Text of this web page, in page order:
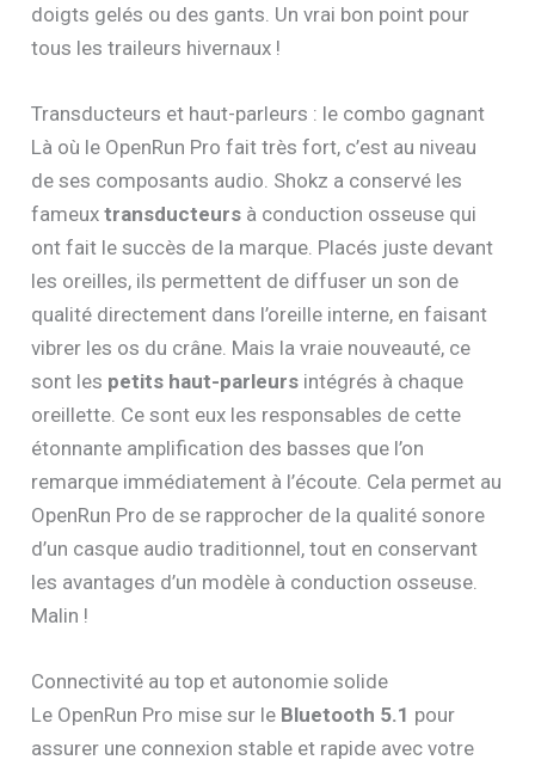
doigts gelés ou des gants. Un vrai bon point pour
tous les traileurs hivernaux !
Transducteurs et haut-parleurs : le combo gagnant
Là où le OpenRun Pro fait très fort, c’est au niveau
de ses composants audio. Shokz a conservé les
fameuxtransducteurs à conduction osseuse qui
ont fait le succès de la marque. Placés juste devant
les oreilles, ils permettent de diffuser un son de
qualité directement dans l’oreille interne, en faisant
vibrer les os du crâne. Mais la vraie nouveauté, ce
sont les petits haut-parleurs intégrés à chaque
oreillette. Ce sont eux les responsables de cette
étonnante amplification des basses que l’on
remarque immédiatement à l’écoute. Cela permet au
OpenRun Pro de se rapprocher de la qualité sonore
d’un casque audio traditionnel, tout en conservant
les avantages d’un modèle à conduction osseuse.
Malin !
Connectivité au top et autonomie solide
Le OpenRun Pro mise sur le Bluetooth 5.1 pour
assurer une connexion stable et rapide avec votre